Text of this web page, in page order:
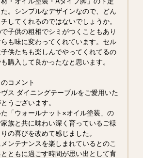
。シンプルなデザインなので、どん
してくれるのではないでしょうか。
子供の粗相でシミがつくこともあり
も味に変わってくれています。セル
供たちも楽しんでやってくれてるの
購入して良かったなと思います。
コメント
ス ダイニングテーブルをご愛用いた
うございます。
「ウォールナット×オイル塗装」の
族と共に味わい深く育っているご様
の喜びを改めて感じました。
ンテナンスを楽しまれているとのこ
ともに過ごす時間が思い出として育